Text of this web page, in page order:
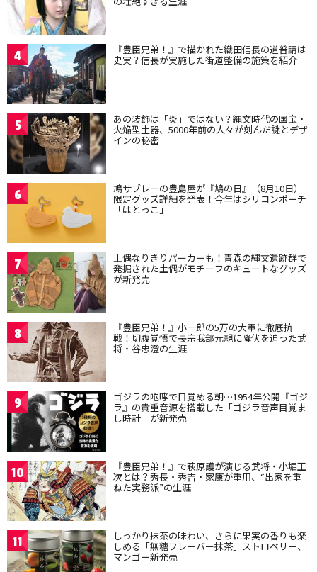
4 『豊臣兄弟！』で描かれた織田信長の道普請は
史実？信長が実施した街道整備の施策を紹介
5 あの装飾は「炎」ではない？縄文時代の国宝・
火焔型土器、5000年前の人々が刻んだ謎とデザ
インの秘密
6 鳩サブレーの豊島屋が『鳩の日』（8月10日）
限定グッズ詳細を発表！今年はシリコンポーチ
「はとっこ」
7 土偶なりきりパーカーも！青森の縄文遺跡群で
発掘された土偶がモチーフのキュートなグッズ
が新発売
8 『豊臣兄弟！』小一郎の5万の大軍に徹底抗
戦！切腹覚悟で長宗我部元親に降伏を迫った武
将・谷忠澄の生涯
9 ゴジラの咆哮で目覚める朝…1954年公開『ゴジ
ラ』の貴重音源を搭載した「ゴジラ音声目覚ま
し時計」が新発売
10 『豊臣兄弟！』で萩原護が演じる武将・小堀正
次とは？秀長・秀吉・家康が重用、“出家を重
ねた実務派”の生涯
11 しっかり抹茶の味わい、さらに果実の香りも楽
しめる「無糖フレーバー抹茶」ストロベリー、
マンゴー新発売